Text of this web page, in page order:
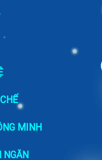
MINH
NGĂN